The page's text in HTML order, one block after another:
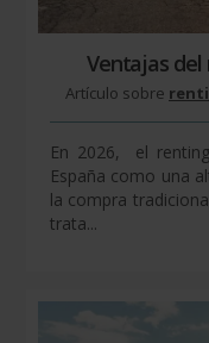
Ventajas del
Artículo sobre
En 2026, el
España como una
la compra
trata...